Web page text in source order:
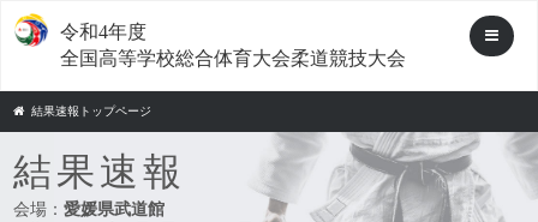
令和4年度
全国高等学校総合体育大会柔道競技大会
結果速報トップページ
結果速報
会場：愛媛県武道館